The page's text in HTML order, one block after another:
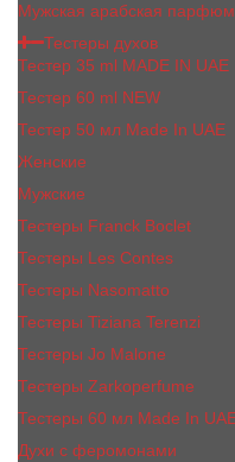
Мужская арабская
Тестеры духов
Тестер 35 ml MADE IN UAE
Тестер 60 ml NEW
Тестер 50 мл Made In UAE
Женские
Мужские
Тестеры Franck Boclet
Тестеры Les Contes
Тестеры Nasomatto
Тестеры Tiziana Terenzi
Тестеры Jо Malоnе
Тестеры Zarkoperfume
Тестеры 60 мл Made In
Духи с феромонами